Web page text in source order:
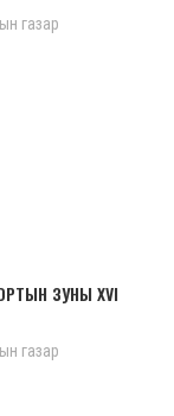
газар
ЗУНЫ XVI
газар